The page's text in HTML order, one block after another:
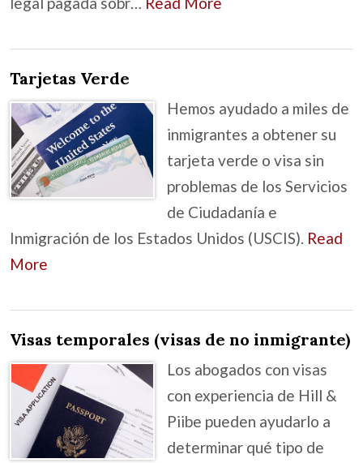
Tarjetas Verde
Hemos ayudado a miles de
inmigrantes a obtener su
tarjeta verde o visa sin
problemas de los Servicios
de Ciudadanía e
Inmigración de los Estados Unidos (USCIS). Read
More
Visas temporales (visas de no inmigrante)
Los abogados con visas
con experiencia de Hill &
Piibe pueden ayudarlo a
determinar qué tipo de